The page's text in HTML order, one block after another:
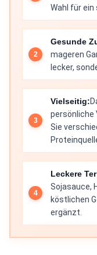
Wahl für
Gesunde
mageren
lecker,
Vielseitig:
persönliche
Sie
Leckere
Sojasauce,
köstlichen
ergänzt.